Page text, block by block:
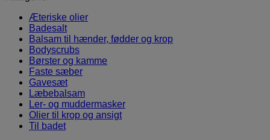
Æteriske olier
Badesalt
Balsam til hænder, fødder og krop
Bodyscrubs
Børster og kamme
Faste sæber
Gavesæt
Læbebalsam
Ler- og muddermasker
Olier til krop og ansigt
Til badet